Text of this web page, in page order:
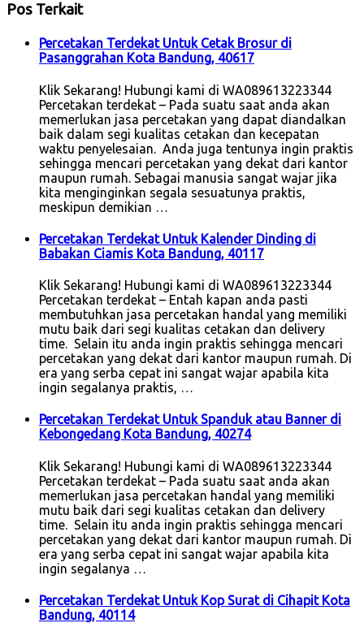
Pos Terkait
Percetakan Terdekat Untuk Cetak Brosur di
Pasanggrahan Kota Bandung, 40617
Klik Sekarang! Hubungi kami di WA089613223344
Percetakan terdekat – Pada suatu saat anda akan
memerlukan jasa percetakan yang dapat diandalkan
baik dalam segi kualitas cetakan dan kecepatan
waktu penyelesaian. Anda juga tentunya ingin praktis
sehingga mencari percetakan yang dekat dari kantor
maupun rumah. Sebagai manusia sangat wajar jika
kita menginginkan segala sesuatunya praktis,
meskipun demikian …
Percetakan Terdekat Untuk Kalender Dinding di
Babakan Ciamis Kota Bandung, 40117
Klik Sekarang! Hubungi kami di WA089613223344
Percetakan terdekat – Entah kapan anda pasti
membutuhkan jasa percetakan handal yang memiliki
mutu baik dari segi kualitas cetakan dan delivery
time. Selain itu anda ingin praktis sehingga mencari
percetakan yang dekat dari kantor maupun rumah. Di
era yang serba cepat ini sangat wajar apabila kita
ingin segalanya praktis, …
Percetakan Terdekat Untuk Spanduk atau Banner di
Kebongedang Kota Bandung, 40274
Klik Sekarang! Hubungi kami di WA089613223344
Percetakan terdekat – Pada suatu saat anda akan
memerlukan jasa percetakan handal yang memiliki
mutu baik dari segi kualitas cetakan dan delivery
time. Selain itu anda ingin praktis sehingga mencari
percetakan yang dekat dari kantor maupun rumah. Di
era yang serba cepat ini sangat wajar apabila kita
ingin segalanya …
Percetakan Terdekat Untuk Kop Surat di Cihapit Kota
Bandung, 40114